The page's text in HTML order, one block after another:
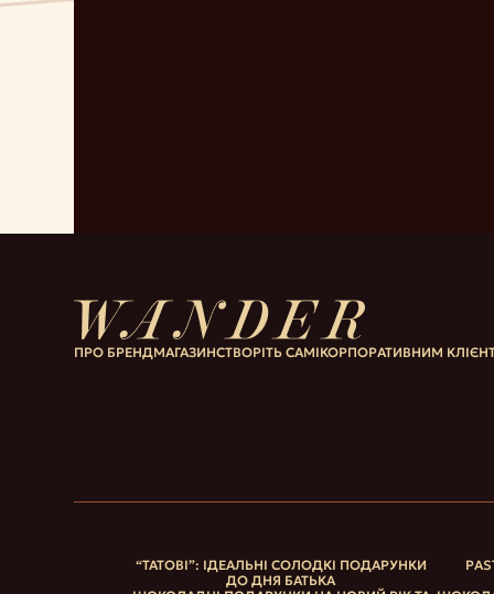
ПРО БРЕНДМАГАЗИНСТВОРІТЬ САМІКОРПОРАТИВНИМ
“ТАТОВІ”: ІДЕАЛЬНІ СОЛОДКІ ПОДАРУНКИ
ДО ДНЯ БАТЬКА